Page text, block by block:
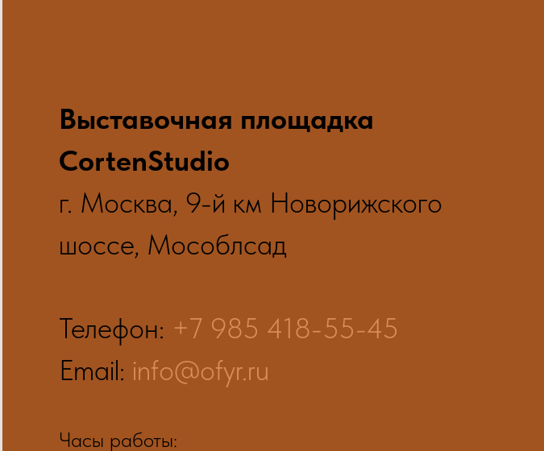
Выставочная площадка
CortenStudio
г. Москва, 9-й км Новорижского
шоссе, Мособлсад
Телефон: +7 985 418-55-45
Email: info@ofyr.ru
Часы работы: